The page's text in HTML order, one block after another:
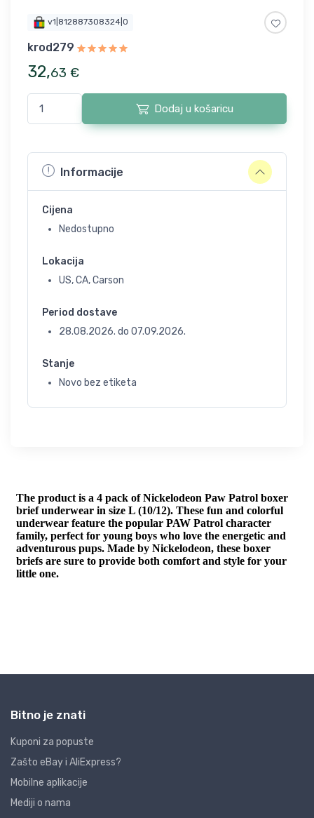
v1|812887308324|0
krod279
32,63 €
Dodaj u košaricu
Informacije
Cijena
Nedostupno
Lokacija
US, CA, Carson
Period dostave
28.08.2026. do 07.09.2026.
Stanje
Novo bez etiketa
Bitno je znati
Kuponi za popuste
Zašto eBay i AliExpress?
Mobilne aplikacije
Mediji o nama